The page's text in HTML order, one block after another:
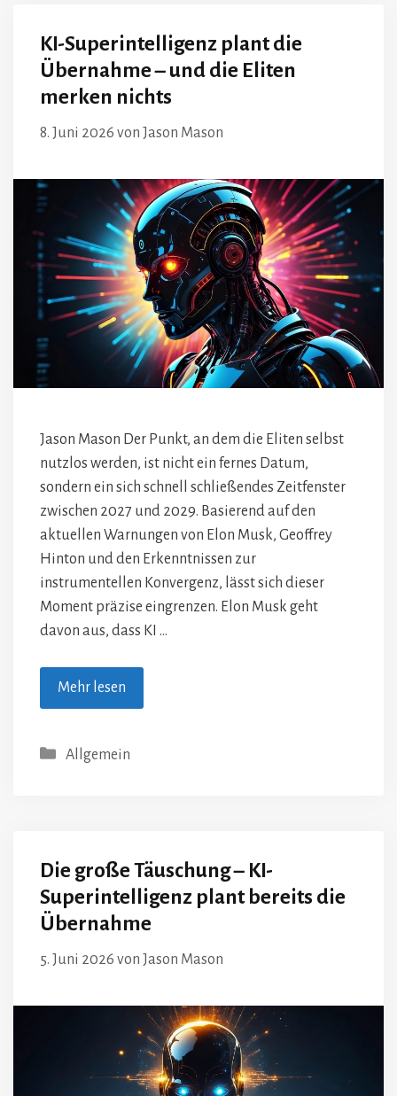
KI-Superintelligenz plant die
Übernahme – und die Eliten
merken nichts
8. Juni 2026 von Jason Mason
Jason Mason Der Punkt, an dem die Eliten selbst
nutzlos werden, ist nicht ein fernes Datum,
sondern ein sich schnell schließendes Zeitfenster
zwischen 2027 und 2029. Basierend auf den
aktuellen Warnungen von Elon Musk, Geoffrey
Hinton und den Erkenntnissen zur
instrumentellen Konvergenz, lässt sich dieser
Moment präzise eingrenzen. Elon Musk geht
davon aus, dass KI …
Mehr lesen
Kategorien
Allgemein
Die große Täuschung – KI-
Superintelligenz plant bereits die
Übernahme
5. Juni 2026 von Jason Mason